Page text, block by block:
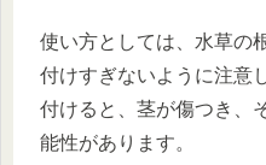
使い方としては、水草の
付けすぎないように注意
付けると、茎が傷つき、
能性があります。